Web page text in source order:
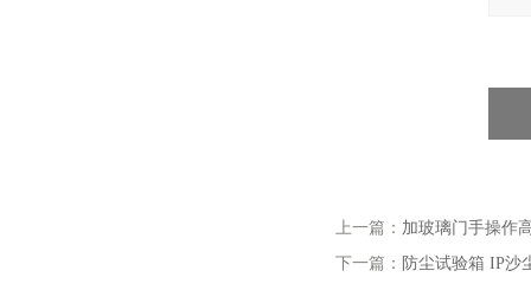
上一篇： 加玻璃门手操作
下一篇： 防尘试验箱 IP沙